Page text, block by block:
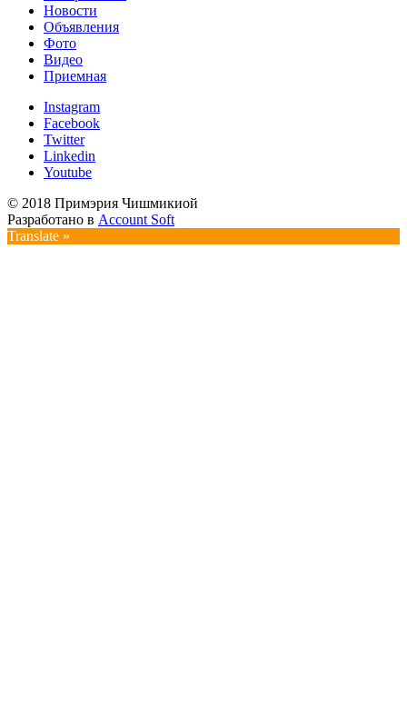
Новости
Объявления
Фото
Видео
Приемная
Instagram
Facebook
Twitter
Linkedin
Youtube
© 2018 Примэрия Чишмикиой
Разработано в Account Soft
Translate »